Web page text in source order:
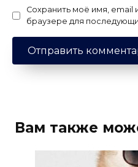
Сохранить моё имя, email
браузере для
Вам также